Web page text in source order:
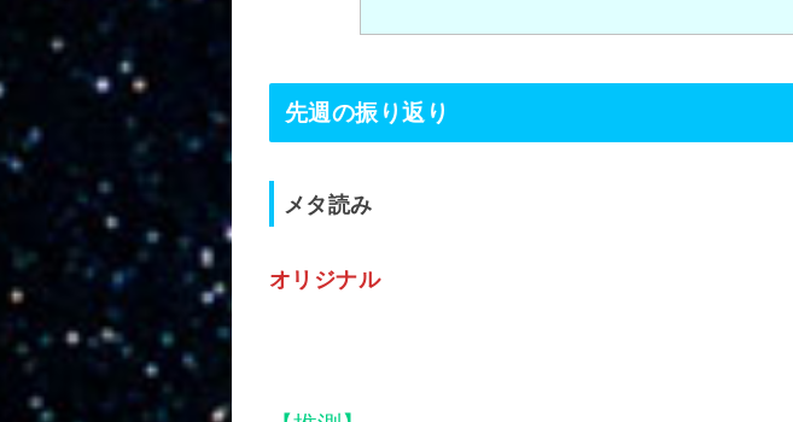
先週の振り返り
メタ読み
オリジナル